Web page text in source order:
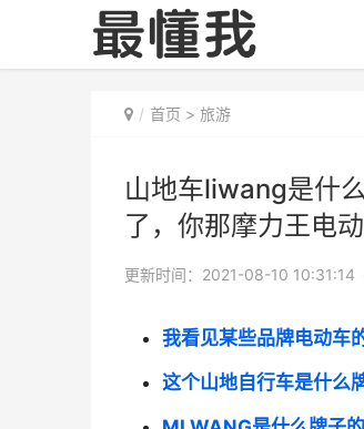
首页 > 旅游
山地车liwang是什
了，你那摩力王电
更新时间：2021-08-10 10:31:14
我看见某些品牌电动车
这个山地自行车是什么